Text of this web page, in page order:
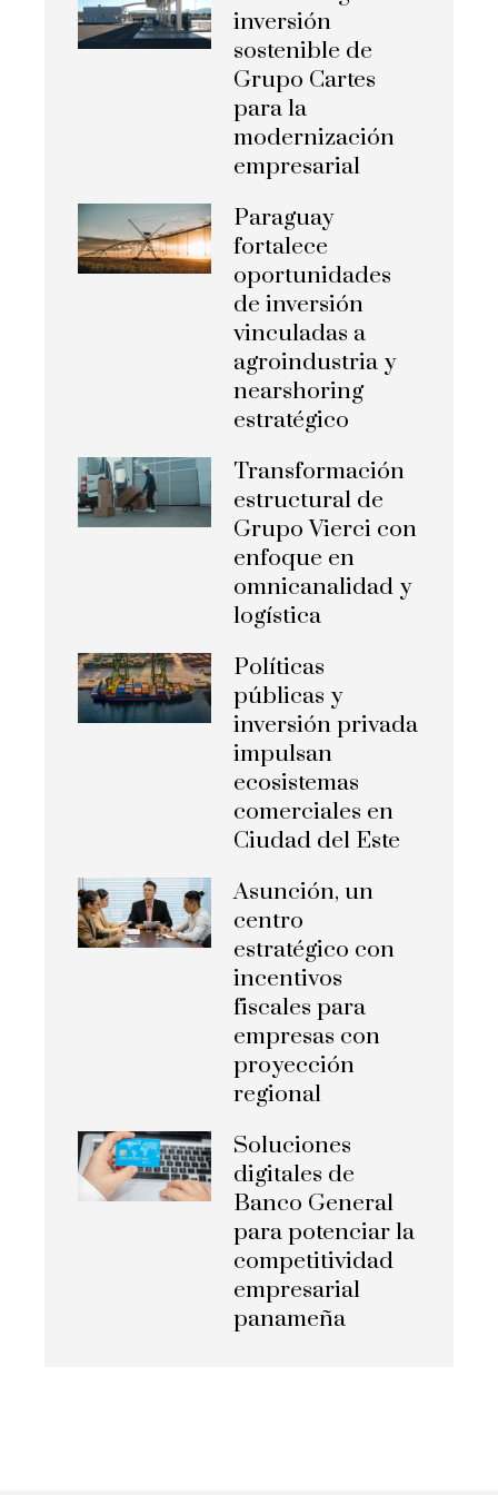
inversión
sostenible de
Grupo Cartes
para la
modernización
empresarial
Paraguay
fortalece
oportunidades
de inversión
vinculadas a
agroindustria y
nearshoring
estratégico
Transformación
estructural de
Grupo Vierci con
enfoque en
omnicanalidad y
logística
Políticas
públicas y
inversión privada
impulsan
ecosistemas
comerciales en
Ciudad del Este
Asunción, un
centro
estratégico con
incentivos
fiscales para
empresas con
proyección
regional
Soluciones
digitales de
Banco General
para potenciar la
competitividad
empresarial
panameña